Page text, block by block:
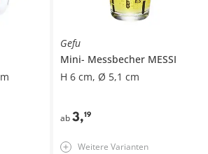
Gefu
Mini- Messbecher MESSI
H 6 cm, Ø 5,1 cm
ab 3,19
Weitere Varianten